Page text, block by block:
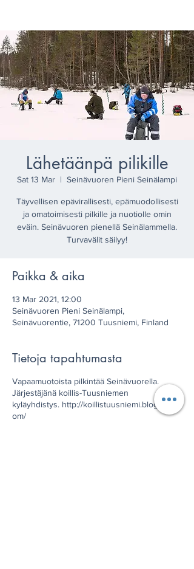
Lähetäänpä pilikille
Sat 13 Mar
  |
Seinävuoren Pieni Seinälampi
Täyvellisen epävirallisesti, epämuodollisesti
ja omatoimisesti pilkille ja nuotiolle omin
eväin. Seinävuoren pienellä Seinälammella.
Turvavälit säilyy!
Paikka & aika
13 Mar 2021, 12:00
Seinävuoren Pieni Seinälampi,
Seinävuorentie, 71200 Tuusniemi, Finland
Tietoja tapahtumasta
Vapaamuotoista pilkintää Seinävuorella.
Järjestäjänä koillis-Tuusniemen
kyläyhdistys. http://koillistuusniemi.blogspot.c
om/